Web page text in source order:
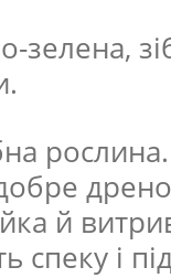
зелена,
й
спеку і